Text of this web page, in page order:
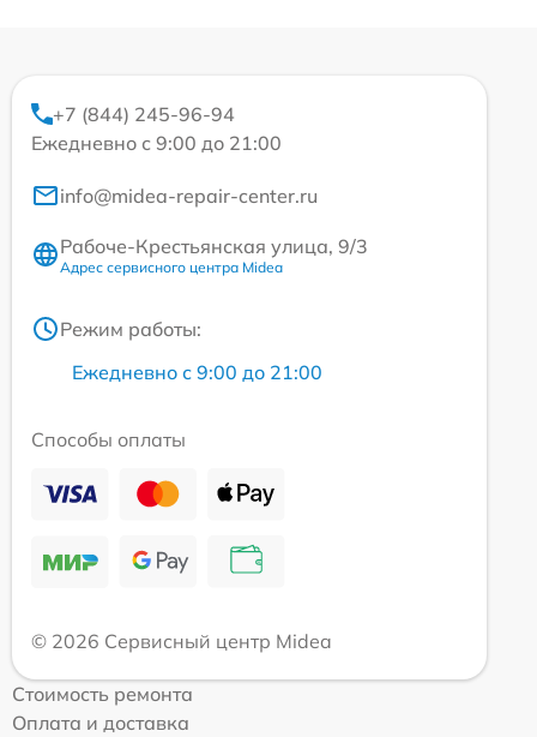
+7 (844) 245-96-94
Ежедневно с 9:00 до 21:00
info@midea-repair-center.ru
Рабоче-Крестьянская улица, 9/3
Адрес сервисного центра Midea
Режим работы:
Ежедневно с 9:00 до 21:00
Способы оплаты
© 2026 Сервисный центр Midea
Стоимость ремонта
Оплата и доставка